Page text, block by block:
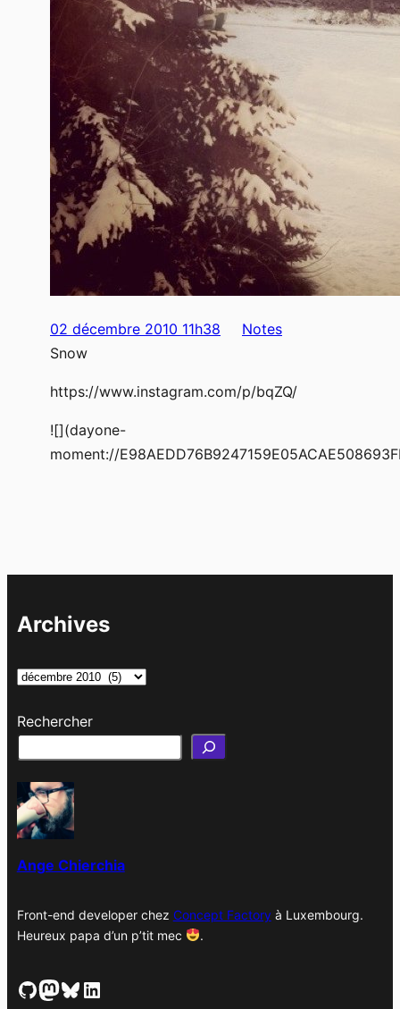
02 décembre 2010 11h38
Notes
Snow
https://www.instagram.com/p/bqZQ/
![](dayone-
moment://
Archives
A
c
e
s
Rechercher
Ange Chierchia
Front-end developer chez Concept Factoryà Luxembourg.
Heureux papa d’un p’tit mec
.
GitHub Mastodon Bluesky LinkedIn